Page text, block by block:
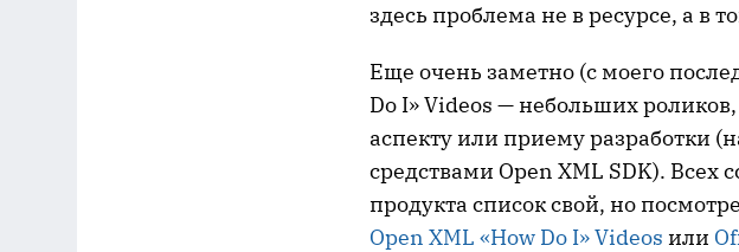
здесь проблема не в ресурсе, а в
Еще очень заметно (с моего
Do I» Videos — небольших
аспекту или приему разработки
средствами Open XML SDK). Всех
продукта список свой, но
Open XML «How Do I» Videos или